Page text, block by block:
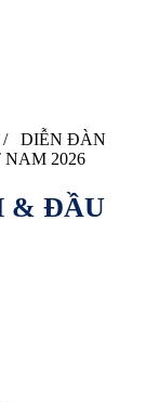
/ DIỄN ĐÀN
2026
& ĐẦU